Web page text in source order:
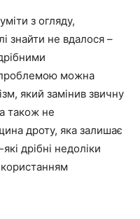
з огляду,
знайти не вдалося –
можна
який замінив звичну
також не
дроту, яка залишає
дрібні недоліки